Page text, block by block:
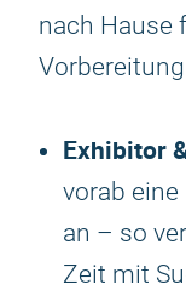
nach Hause
Exhibitor
vorab
an – so
Zeit mit